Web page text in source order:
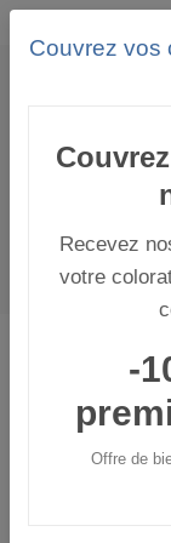
Rouges & Cuivrés
Rouges
Couvrez vos
Recevez
votre
-
Offre de